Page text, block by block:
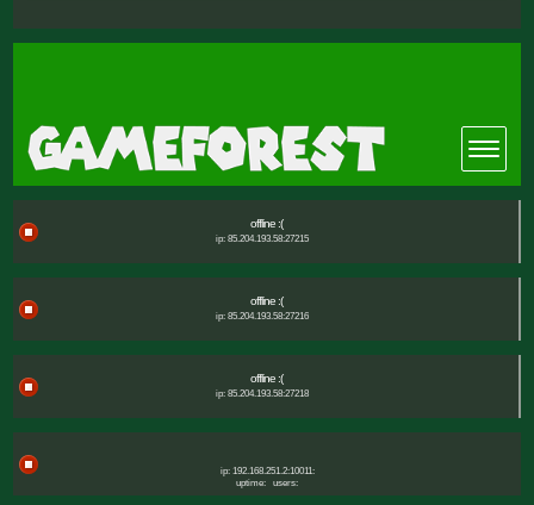
offline :(
ip: 85.204.193.58:27215
offline :(
ip: 85.204.193.58:27216
offline :(
ip: 85.204.193.58:27218
ip: 192.168.251.2:10011:
uptime:
users: